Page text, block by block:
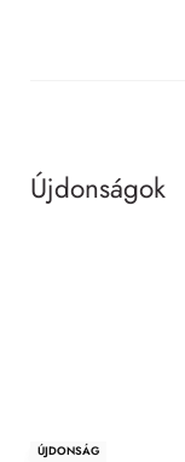
Újdonságok
ÚJDONSÁG